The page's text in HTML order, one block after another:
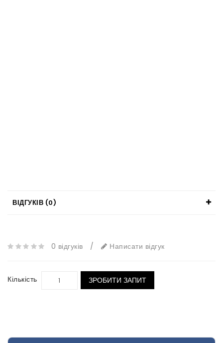
ВІДГУКІВ (0)
0 відгуків / Написати відгук
Кількість ЗРОБИТИ ЗАПИТ